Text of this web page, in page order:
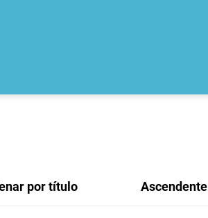
por título Ascendente